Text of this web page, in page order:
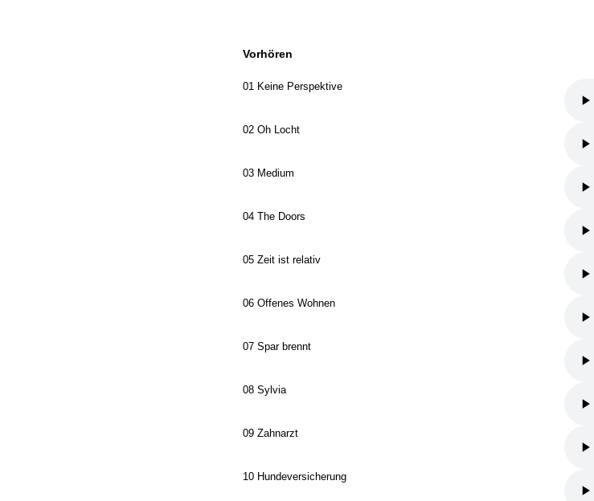
Vorhören
01 Keine Perspektive
02 Oh Locht
03 Medium
04 The Doors
05 Zeit ist relativ
06 Offenes Wohnen
07 Spar brennt
08 Sylvia
09 Zahnarzt
10 Hundeversicherung